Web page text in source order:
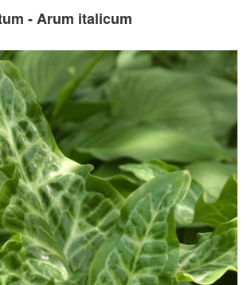
- Arum italicum